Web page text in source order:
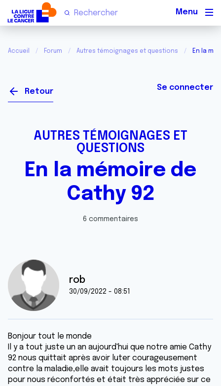
Accueil Forum Autres témoignages et questions En la
Retour Se connecter
AUTRES TÉMOIGNAGES ET
QUESTIONS
En la mémoire de
Cathy 92
6 commentaires
rob
30/09/2022 - 08:51
Bonjour tout le monde
Il y a tout juste un an aujourd'hui que notre amie Cathy
92 nous quittait après avoir luter courageusement
contre la maladie,elle avait toujours les mots justes
pour nous réconfortés et était très appréciée sur ce